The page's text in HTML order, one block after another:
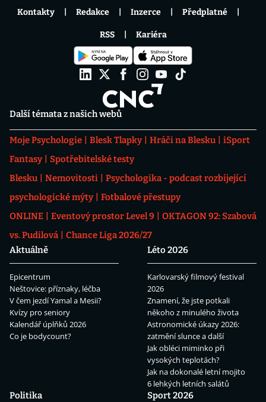
Další témata z našich webů
Moje Psychologie Blesk Tlapky Hráči na Blesku
iSport
Fantasy
Spotřebitelské testy
Blesku
Nemovitosti
Psychologika - podcast rozbíjející
psychologické mýty
Fotbalové přestupy
ONLINE
Eventový prostor Level 9
OKTAGON 92: Szabová
vs. Pudilová
Chance Liga 2026/27
Aktuálně
Epicentrum
Neštovice: příznaky, léčba
V čem jezdí Yamal a Mesii?
Kvízy pro seniory
Kalendář úplňků 2026
Co je bodycount?
Léto 2026
Karlovarský filmový festival
2026
Znamení, že jste potkali
někoho z minulého života
Astronomické úkazy 2026:
zatmění slunce a další
Jak obléci miminko při
vysokých teplotách?
Jak na dokonalé letní mojito
6 lehkých letních salátů
Politika
Sport 2026
Kontakty Redakce Inzerce Předplatné
RSS Kariéra